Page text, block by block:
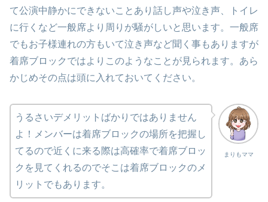
て公演中静かにできないことあり話し声や泣き声、トイレ
に行くなど一般席より周りが騒がしいと思います。一般席
でもお子様連れの方もいて泣き声など聞く事もありますが
着席ブロックではよりこのようなことが見られます。あら
かじめその点は頭に入れておいてください。
まりもママ
うるさいデメリットばかりではありません
よ！メンバーは着席ブロックの場所を把握し
てるので近くに来る際は高確率で着席ブロッ
クを見てくれるのでそこは着席ブロックのメ
リットでもあります。